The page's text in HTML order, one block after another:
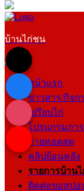
บ้านไก่ชน
หน้าแรก
ข่าวสาร/กิจก
เปรียบไก่
โปรแกรมกา
ถ่ายทอดสด
คลิปย้อนหลัง
รายการบ้าน
ติดต่อขอสปอ